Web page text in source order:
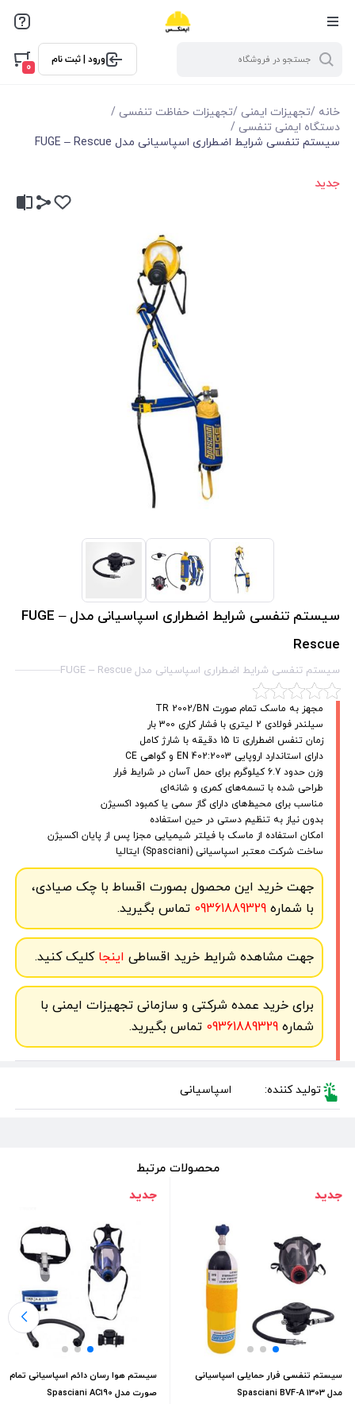
ورود | ثبت نام
0
خانه /تجهیزات ایمنی /تجهیزات حفاظت تنفسی /
دستگاه ایمنی تنفسی /
سیستم تنفسی شرایط اضطراری اسپاسیانی مدل FUGE – Rescue
جدید
سیستم تنفسی شرایط اضطراری اسپاسیانی مدل FUGE –
Rescue
سیستم تنفسی شرایط اضطراری اسپاسیانی مدل FUGE – Rescue
مجهز به ماسک تمام صورت TR 2002/BN
سیلندر فولادی 2 لیتری با فشار کاری 300 بار
زمان تنفس اضطراری تا 15 دقیقه با شارژ کامل
دارای استاندارد اروپایی EN 402:2003 و گواهی CE
وزن حدود 6.7 کیلوگرم برای حمل آسان در شرایط فرار
طراحی شده با تسمه‌های کمری و شانه‌ای
مناسب برای محیط‌های دارای گاز سمی یا کمبود اکسیژن
بدون نیاز به تنظیم دستی در حین استفاده
امکان استفاده از ماسک با فیلتر شیمیایی مجزا پس از پایان اکسیژن
ساخت شرکت معتبر اسپاسیانی (Spasciani) ایتالیا
جهت خرید این محصول بصورت اقساط با چک صیادی،
با شماره09361889329 تماس بگیرید.
جهت مشاهده شرایط خرید اقساطی اینجاکلیک کنید.
برای خرید عمده شرکتی و سازمانی تجهیزات ایمنی با
شماره09361889329 تماس بگیرید.
تولید کننده: اسپاسیانی
محصولات مرتبط
جدید
سیستم تنفسی فرار حمایلی اسپاسیانی
مدل Spasciani BVF-A 1303
جدید
سیستم هوا رسان دائم اسپاسیانی تمام
صورت مدل Spasciani AC190